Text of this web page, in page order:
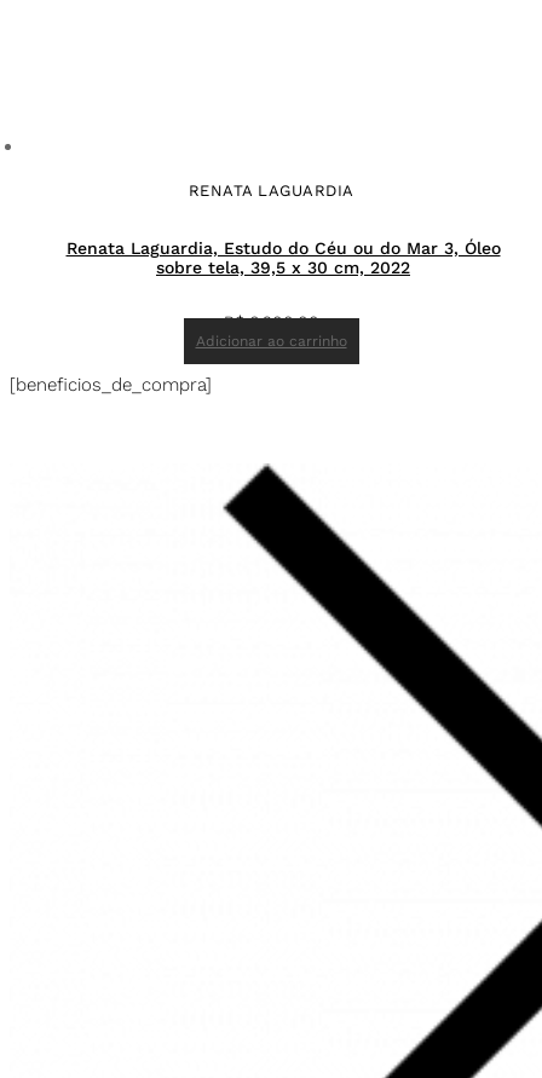
RENATA LAGUARDIA
Renata Laguardia, Estudo do Céu ou do Mar 3, Óleo
sobre tela, 39,5 x 30 cm, 2022
R$6.200,00
Adicionar ao carrinho
[beneficios_de_compra]